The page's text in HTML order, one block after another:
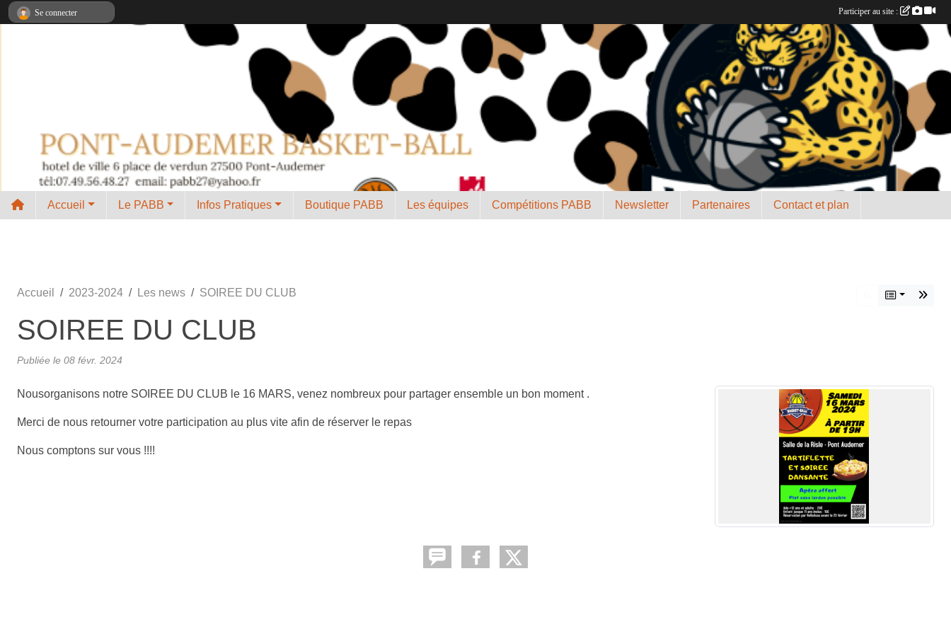
Accueil Le PABB Infos Pratiques Boutique PABB Les équipes Compétitions PABB Newsletter Partenaires Contact et plan
Accueil 2023-2024 Les news SOIREE DU CLUB
SOIREE DU CLUB
Publiée le 08 févr. 2024
Nousorganisons notre SOIREE DU CLUB le 16 MARS, venez nombreux pour partager ensemble un bon moment .
Merci de nous retourner votre participation au plus vite afin de réserver le repas
Nous comptons sur vous !!!!
Se connecter Participer au site :
Panneau de gestion des cookies